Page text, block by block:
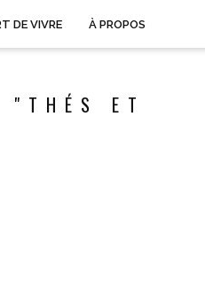
DE VIVRE À PROPOS
"THÉS ET